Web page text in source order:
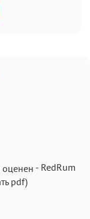
- RedRum
pdf)